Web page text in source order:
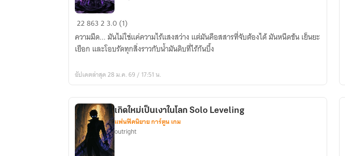
{
Solo
Leveling
Reborn
a
Shadow
:
ข้อ
ผิด
228632 3.0 (1)
ความมืด... มันไม่ใช่แค่ความไร้แสงสว่าง แต่มันคือสสารที่จับต้องได้ มันหนืดข้น เย็นยะ
เยือก และโอบรัดทุกสิ่งราวกับน้ำมันดิบที่ไร้ก้นบึ้ง
อัปเดตล่าสุด 28 ม.ค. 69 / 17:51 น.
เกิดใหม่เป็นเงาในโลก Solo Leveling
แฟนฟิคนิยาย การ์ตูน เกม
outright